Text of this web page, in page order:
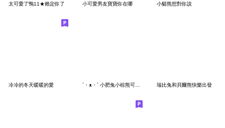
太可愛了鴨11★賴定你了 小可愛男友寶寶你在哪 小貓熊想對你說
冷冷的冬天暖暖的愛 ´・ᴥ・` 小肥兔小棕熊可可愛愛 瑞比兔和貝爾熊快樂出發